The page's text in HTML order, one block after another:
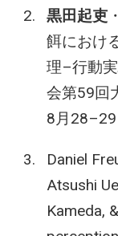
黒田起吏
餌におけ
理–行動
会第59回
8月
Daniel
Atsushi
Kameda,